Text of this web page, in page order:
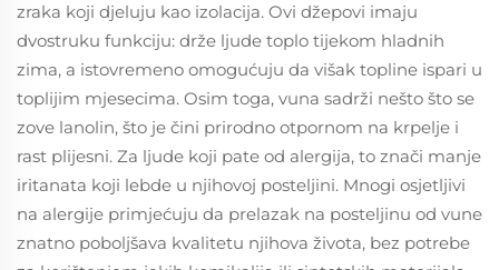
zraka koji djeluju kao izolacija. Ovi džepovi imaju
dvostruku funkciju: drže ljude toplo tijekom hladnih
zima, a istovremeno omogućuju da višak topline ispari u
toplijim mjesecima. Osim toga, vuna sadrži nešto što se
zove lanolin, što je čini prirodno otpornom na krpelje i
rast plijesni. Za ljude koji pate od alergija, to znači manje
iritanata koji lebde u njihovoj posteljini. Mnogi osjetljivi
na alergije primjećuju da prelazak na posteljinu od vune
znatno poboljšava kvalitetu njihova života, bez potrebe